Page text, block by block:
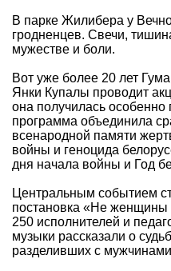
В парке Жилибера у
гродненцев. Свечи,
мужестве и боли.
Вот уже более 20 лет
Янки Купалы проводит
она получилась особенно
программа объединила
всенародной памяти
войны и геноцида
дня начала войны и Год
Центральным событием
постановка «Не
250 исполнителей и
музыки рассказали о
разделивших с